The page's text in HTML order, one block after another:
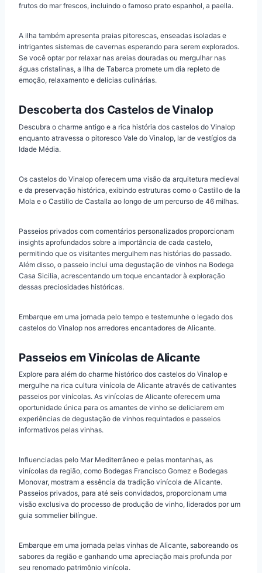
frutos do mar frescos, incluindo o famoso prato espanhol, a paella.
A ilha também apresenta praias pitorescas, enseadas isoladas e
intrigantes sistemas de cavernas esperando para serem explorados.
Se você optar por relaxar nas areias douradas ou mergulhar nas
águas cristalinas, a Ilha de Tabarca promete um dia repleto de
emoção, relaxamento e delícias culinárias.
Descoberta dos Castelos de Vinalop
Descubra o charme antigo e a rica história dos castelos do Vinalop
enquanto atravessa o pitoresco Vale do Vinalop, lar de vestígios da
Idade Média.
Os castelos do Vinalop oferecem uma visão da arquitetura medieval
e da preservação histórica, exibindo estruturas como o Castillo de la
Mola e o Castillo de Castalla ao longo de um percurso de 46 milhas.
Passeios privados com comentários personalizados proporcionam
insights aprofundados sobre a importância de cada castelo,
permitindo que os visitantes mergulhem nas histórias do passado.
Além disso, o passeio inclui uma degustação de vinhos na Bodega
Casa Sicilia, acrescentando um toque encantador à exploração
dessas preciosidades históricas.
Embarque em uma jornada pelo tempo e testemunhe o legado dos
castelos do Vinalop nos arredores encantadores de Alicante.
Passeios em Vinícolas de Alicante
Explore para além do charme histórico dos castelos do Vinalop e
mergulhe na rica cultura vinícola de Alicante através de cativantes
passeios por vinícolas. As vinícolas de Alicante oferecem uma
oportunidade única para os amantes de vinho se deliciarem em
experiências de degustação de vinhos requintados e passeios
informativos pelas vinhas.
Influenciadas pelo Mar Mediterrâneo e pelas montanhas, as
vinícolas da região, como Bodegas Francisco Gomez e Bodegas
Monovar, mostram a essência da tradição vinícola de Alicante.
Passeios privados, para até seis convidados, proporcionam uma
visão exclusiva do processo de produção de vinho, liderados por um
guia sommelier bilíngue.
Embarque em uma jornada pelas vinhas de Alicante, saboreando os
sabores da região e ganhando uma apreciação mais profunda por
seu renomado patrimônio vinícola.